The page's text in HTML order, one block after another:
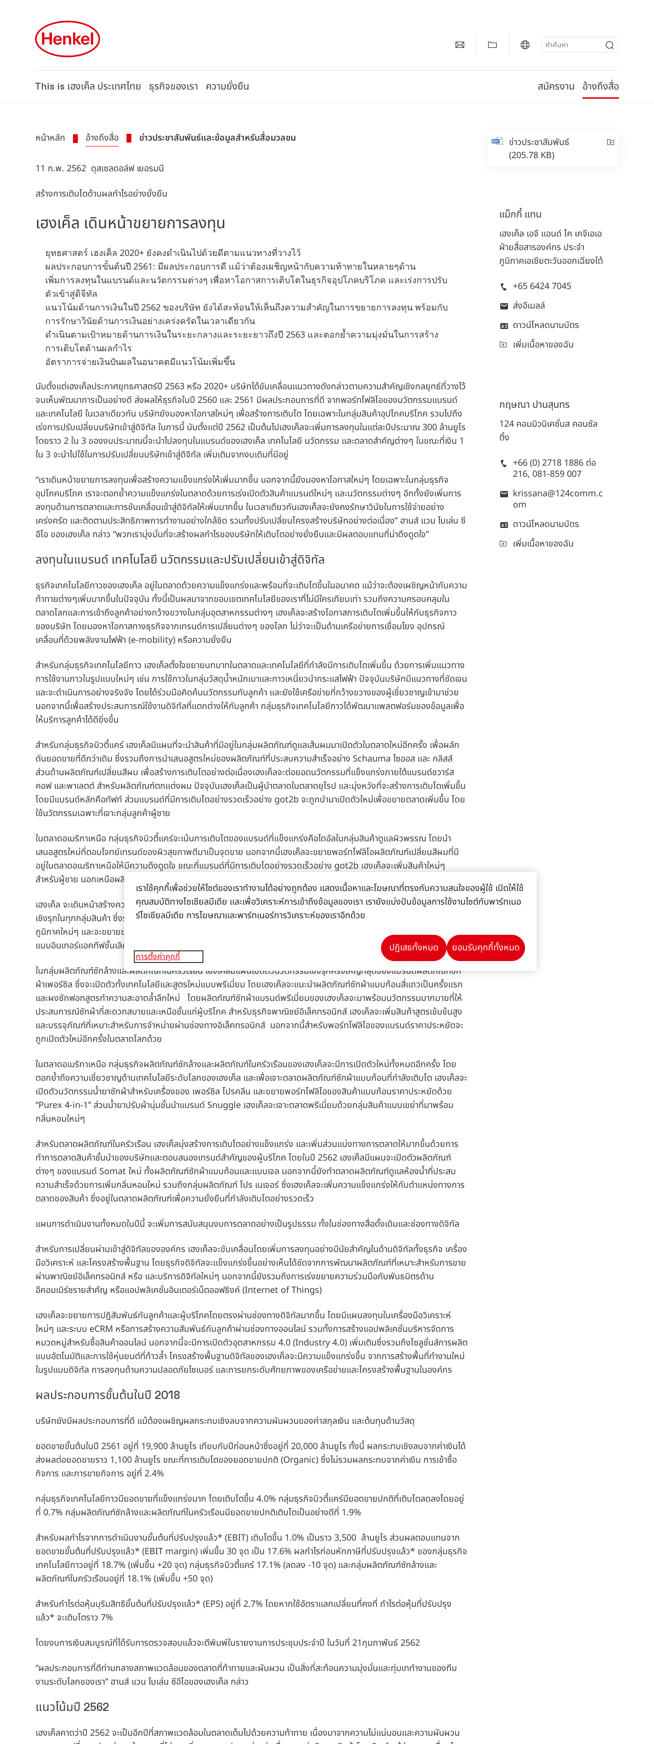
This is เฮงเค็ล ประเทศไทย
150 ปีของเฮงเค็ล
สะท้อนถึงการขับเคลื่อนความก้าวหน้าด้วยเป้า
หมายที่มั่นคง ที่เฮงเค็ล เราเปลี่ยนความ
เปลี่ยนแปลงให้กลายเป็นโอกาส ขับเคลื่อน
นวัตกรรม ความยั่งยืน และความรับผิดชอบ
เพื่อร่วมกันสร้างอนาคตที่ดียิ่งขึ้น
ธุรกิจของเรา ความยั่งยืน สมัครงาน อ้างถึงสื่อ
หน้าหลัก อ้างถึงสื่อ ข่าวประชาสัมพันธ์และข้อมูลสำหรับสื่อมวลชน
11 ก.พ. 2562 ดุสเซลดอล์ฟ เยอรมนี
สร้างการเติบโตด้านผลกำไรอย่างยั่งยืน
เฮงเค็ล เดินหน้าขยายการลงทุน
ยุทธศาสตร์ เฮงเค็ล 2020+ ยังคงดำเนินไปด้วยดีตามแนวทางที่วางไว้
ผลประกอบการขั้นต้นปี 2561: มีผลประกอบการดี แม้ว่าต้องเผชิญหน้ากับความท้าทายในหลายๆด้าน
เพิ่มการลงทุนในแบรนด์และนวัตกรรมต่างๆ เพื่อหาโอกาสการเติบโตในธุรกิจอุปโภคบริโภค และเร่งการปรับ
ตัวเข้าสู่ดิจิทัล
แนวโน้มด้านการเงินในปี 2562 ของบริษัท ยังได้สะท้อนให้เห็นถึงความสำคัญในการขยายการลงทุน พร้อมกับ
การรักษาวินัยด้านการเงินอย่างเคร่งครัดในเวลาเดียวกัน
ดำเนินตามเป้าหมายด้านการเงินในระยะกลางและระยะยาวถึงปี 2563 และตอกย้ำความมุ่งมั่นในการสร้าง
การเติบโตด้านผลกำไร
อัตราการจ่ายเงินปันผลในอนาคตมีแนวโน้มเพิ่มขึ้น
นับตั้งแต่เฮงเค็ลประกาศยุทธศาสตร์ปี 2563 หรือ 2020+ บริษัทได้ขับเคลื่อนแนวทางดังกล่าวตามความสำคัญเชิงกลยุทธ์ที่วางไว้
จนเห็นพัฒนาการเป็นอย่างดี ส่งผลให้ธุรกิจในปี 2560 และ 2561 มีผลประกอบการที่ดี จากพอร์ทโฟลิโอของนวัตกรรมแบรนด์
และเทคโนโลยี ในเวลาเดียวกัน บริษัทยังมองหาโอกาสใหม่ๆ เพื่อสร้างการเติบโต โดยเฉพาะในกลุ่มสินค้าอุปโภคบริโภค รวมไปถึง
เร่งการปรับเปลี่ยนบริษัทเข้าสู่ดิจิทัล ในการนี้ นับตั้งแต่ปี 2562 เป็นต้นไปเฮงเค็ลจะเพิ่มการลงทุนในแต่ละปีประมาณ 300 ล้านยูโร
โดยราว 2 ใน 3 ของงบประมาณนี้จะนำไปลงทุนในแบรนด์ของเฮงเค็ล เทคโนโลยี นวัตกรรม และตลาดสำคัญต่างๆ ในขณะที่เงิน 1
ใน 3 จะนำไปใช้ในการปรับเปลี่ยนบริษัทเข้าสู่ดิจิทัล เพิ่มเติมจากงบเดิมที่มีอยู่
“เราเดินหน้าขยายการลงทุนเพื่อสร้างความแข็งแกร่งให้เพิ่มมากขึ้น นอกจากนี้ยังมองหาโอกาสใหม่ๆ โดยเฉพาะในกลุ่มธุรกิจ
อุปโภคบริโภค เราจะตอกย้ำความแข็งแกร่งในตลาดด้วยการเร่งเปิดตัวสินค้าแบรนด์ใหม่ๆ และนวัตกรรมต่างๆ อีกทั้งยังเพิ่มการ
ลงทุนด้านการตลาดและการขับเคลื่อนเข้าสู่ดิจิทัลให้เพิ่มมากขึ้น ในเวลาเดียวกันเฮงเค็ลจะยังคงรักษาวินัยในการใช้จ่ายอย่าง
เคร่งครัด และติดตามประสิทธิภาพการทำงานอย่างใกล้ชิด รวมทั้งปรับเปลี่ยนโครงสร้างบริษัทอย่างต่อเนื่อง” ฮานส์ แวน ไบเล่น ซี
อีโอ ของเฮงเค็ล กล่าว “พวกเรามุ่งมั่นที่จะสร้างผลกำไรของบริษัทให้เติบโตอย่างยั่งยืนและมีผลตอบแทนที่น่าดึงดูดใจ”
ลงทุนในแบรนด์ เทคโนโลยี นวัตกรรมและปรับเปลี่ยนเข้าสู่ดิจิทัล
ธุรกิจเทคโนโลยีกาวของเฮงเค็ล อยู่ในตลาดด้วยความแข็งแกร่งและพร้อมที่จะเติบโตขึ้นในอนาคต แม้ว่าจะต้องเผชิญหน้ากับความ
ท้าทายต่างๆเพิ่มมากขึ้นในปัจจุบัน ทั้งนี้เป็นผลมาจากขอบเขตเทคโนโลยีของเราที่ไม่มีใครเทียบเท่า รวมถึงความครอบคลุมใน
ตลาดโลกและการเข้าถึงลูกค้าอย่างกว้างขวางในกลุ่มอุตสาหกรรมต่างๆ เฮงเค็ลจะสร้างโอกาสการเติบโตเพิ่มขึ้นให้กับธุรกิจกาว
ของบริษัท โดยมองหาโอกาสทางธุรกิจจากเทรนด์การเปลี่ยนต่างๆ ของโลก ไม่ว่าจะเป็นด้านเครือข่ายการเชื่อมโยง อุปกรณ์
เคลื่อนที่ด้วยพลังงานไฟฟ้า (e-mobility) หรือความยั่งยืน
สำหรับกลุ่มธุรกิจเทคโนโลยีกาว เฮงเค็ลตั้งใจขยายบทบาทในตลาดและเทคโนโลยีที่กำลังมีการเติบโตเพิ่มขึ้น ด้วยการเพิ่มแนวทาง
การใช้งานกาวในรูปแบบใหม่ๆ เช่น การใช้กาวในกลุ่มวัสดุน้ำหนักเบาและกาวเหนี่ยวนำกระแสไฟฟ้า ปัจจุบันบริษัทมีแนวทางที่ชัดเจน
และจะดำเนินการอย่างจริงจัง โดยได้ร่วมมือคิดค้นนวัตกรรมกับลูกค้า และยังใช้เครือข่ายที่กว้างขวางของผู้เชี่ยวชาญเข้ามาช่วย
นอกจากนี้เพื่อสร้างประสบการณ์ใช้งานดิจิทัลที่แตกต่างให้กับลูกค้า กลุ่มธุรกิจเทคโนโลยีกาวได้พัฒนาแพลตฟอร์มของข้อมูลเพื่อ
ให้บริการลูกค้าได้ดียิ่งขึ้น
สำหรับกลุ่มธุรกิจบิวตี้แคร์ เฮงเค็ลมีแผนที่จะนำสินค้าที่มีอยู่ในกลุ่มผลิตภัณฑ์ดูแลเส้นผมมาเปิดตัวในตลาดใหม่อีกครั้ง เพื่อผลัก
ดันยอดขายที่ดีกว่าเดิม ซึ่งรวมถึงการนำเสนอสูตรใหม่ของผลิตภัณฑ์ที่ประสบความสำเร็จอย่าง Schauma ไซออส และ กลิสส์
ส่วนด้านผลิตภัณฑ์เปลี่ยนสีผม เพื่อสร้างการเติบโตอย่างต่อเนื่องเฮงเค็ลจะต่อยอดนวัตกรรมที่แข็งแกร่งภายใต้แบรนด์ชวาร์ส
คอฟ และพาเลตต์ สำหรับผลิตภัณฑ์ตกแต่งผม ปัจจุบันเฮงเค็ลเป็นผู้นำตลาดในตลาดยุโรป และมุ่งหวังที่จะสร้างการเติบโตเพิ่มขึ้น
โดยมีแบรนด์หลักคือทัฟท์ ส่วนแบรนด์ที่มีการเติบโตอย่างรวดเร็วอย่าง got2b จะถูกนำมาเปิดตัวใหม่เพื่อขยายตลาดเพิ่มขึ้น โดย
ใช้นวัตกรรมเฉพาะที่เจาะกลุ่มลูกค้าผู้ชาย
ในตลาดอเมริกาเหนือ กลุ่มธุรกิจบิวตี้แคร์จะเน้นการเติบโตของแบรนด์ที่แข็งแกร่งคือไดอัลในกลุ่มสินค้าดูแลผิวพรรณ โดยนำ
เสนอสูตรใหม่ที่ตอบโจทย์เทรนด์ของผิวสุขภาพดีมาเป็นจุดขาย นอกจากนี้เฮงเค็ลจะขยายพอร์ทโฟลิโอผลิตภัณฑ์เปลี่ยนสีผมที่มี
อยู่ในตลาดอเมริกาเหนือให้มีความดึงดูดใจ ขณะที่แบรนด์ที่มีการเติบโตอย่างรวดเร็วอย่าง got2b เฮงเค็ลจะเพิ่มสินค้าใหม่ๆ
สำหรับผู้ชาย นอกเหนือผลิตภัณฑ์ตกแต่งผม และขยายสินค้าให้มากกว่าเดิมเพื่อจับเซกเมนต์ใหม่คือลูกค้ากลุ่มมิลเลนเนียล
เฮงเค็ล จะเดินหน้าสร้างความแข็งแกร่งให้กับกลุ่มธุรกิจช่างผมระดับมืออาชีพทั่วโลกเพื่อสร้างการเติบโต โดยคิดค้นนวัตกรรมใน
เชิงรุกในทุกกลุ่มสินค้า ซึ่งรวมถึงผลิตภัณฑ์เปลี่ยนสีผมและดูแลผมที่มีศักยภาพสูง นอกจากนี้บริษัทมีแผนที่จะขยายแบรนด์เข้าสู่
ภูมิภาคใหม่ๆ และจะขยายช่องทางจัดจำหน่ายสินค้ากลุ่มช่างผมมืออาชีพเพิ่มขึ้น เฮงเค็ลจะเปิดตัวแพลทฟอร์มอิเล็คทรอนิกส์ที่มีรูป
แบบอินเทอร์แอคทีฟชั้นเลิศสำหรับลูกค้าบีทูบี
(B2B) เพื่อสร้างยอดขายและให้บริการลูกค้าได้อย่างเหนือชั้น
ในกลุ่มผลิตภัณฑ์ซักล้างและผลิตภัณฑ์ในครัวเรือน เฮงเค็ลมีแผนเปิดตัวนวัตกรรมเชิงรุกครั้งใหญ่ที่สุดของแบรนด์ผลิตภัณฑ์ซัก
ผ้าเพอร์ซิล ซึ่งจะเปิดตัวทั้งเทคโนโลยีและสูตรใหม่แบบพรีเมี่ยม โดยเฮงเค็ลจะแนะนำผลิตภัณฑ์ซักผ้าแบบก้อนสี่แถวเป็นครั้งแรก
และผงซักฟอกสูตรทำความสะอาดล้ำลึกใหม่ โดยผลิตภัณฑ์ซักผ้าแบรนด์พรีเมี่ยมของเฮงเค็ลจะมาพร้อมนวัตกรรมมากมายที่ให้
ประสบการณ์ซักผ้าที่สะดวกสบายและเหนือชั้นแก่ผู้บริโภค สำหรับธุรกิจพาณิชย์อิเล็คทรอนิกส์ เฮงเค็ลจะเพิ่มสินค้าสูตรเข้มข้นสูง
และบรรจุภัณฑ์ที่เหมาะสำหรับการจำหน่ายผ่านช่องทางอิเล็คทรอนิกส์ นอกจากนี้สำหรับพอร์ทโฟลิโอของแบรนด์ราคาประหยัดจะ
ถูกเปิดตัวใหม่อีกครั้งในตลาดโลกด้วย
ในตลาดอเมริกาเหนือ กลุ่มธุรกิจผลิตภัณฑ์ซักล้างและผลิตภัณฑ์ในครัวเรือนของเฮงเค็ลจะมีการเปิดตัวใหม่ทั้งหมดอีกครั้ง โดย
ตอกย้ำถึงความเชี่ยวชาญด้านเทคโนโลยีระดับโลกของเฮงเค็ล และเพื่อเจาะตลาดผลิตภัณฑ์ซักผ้าแบบก้อนที่กำลังเติบโต เฮงเค็ลจะ
เปิดตัวนวัตกรรมน้ำยาซักผ้าสำหรับเครื่องของ เพอร์ซิล โปรคลีน และขยายพอร์ทโฟลิโอของสินค้าแบบก้อนราคาประหยัดด้วย
“Purex 4-in-1” ส่วนน้ำยาปรับผ้านุ่มชั้นนำแบรนด์ Snuggle เฮงเค็ลจะเจาะตลาดพรีเมี่ยมด้วยกลุ่มสินค้าแบบเขย่าที่มาพร้อม
กลิ่นหอมใหม่ๆ
สำหรับตลาดผลิตภัณฑ์ในครัวเรือน เฮงเค็ลมุ่งสร้างการเติบโตอย่างแข็งแกร่ง และเพิ่มส่วนแบ่งทางการตลาดให้มากขึ้นด้วยการ
ทำการตลาดสินค้าชั้นนำของบริษัทและตอบสนองเทรนด์สำคัญของผู้บริโภค โดยในปี 2562 เฮงเค็ลมีแผนจะเปิดตัวผลิตภัณฑ์
ต่างๆ ของแบรนด์ Somat ใหม่ ทั้งผลิตภัณฑ์ซักผ้าแบบก้อนและแบบเจล นอกจากนี้ยังทำตลาดผลิตภัณฑ์ดูแลห้องน้ำที่ประสบ
ความสำเร็จด้วยการเพิ่มกลิ่นหอมใหม่ รวมถึงกลุ่มผลิตภัณฑ์ โปร เนเจอร์ ซึ่งเฮงเค็ลจะเพิ่มความแข็งแกร่งให้กับตำแหน่งทางการ
ตลาดของสินค้า ซึ่งอยู่ในตลาดผลิตภัณฑ์เพื่อความยั่งยืนที่กำลังเติบโตอย่างรวดเร็ว
แผนการดำเนินงานทั้งหมดในปีนี้ จะเพิ่มการสนับสนุนงบการตลาดอย่างเป็นรูปธรรม ทั้งในช่องทางสื่อดั้งเดิมและช่องทางดิจิทัล
สำหรับการเปลี่ยนผ่านเข้าสู่ดิจิทัลขององค์กร เฮงเค็ลจะขับเคลื่อนโดยเพิ่มการลงทุนอย่างมีนัยสำคัญในด้านดิจิทัลทั้งธุรกิจ เครื่อง
มือวิเคราะห์ และโครงสร้างพื้นฐาน โดยธุรกิจดิจิทัลจะแข็งแกร่งขึ้นอย่างเห็นได้ชัดจากการพัฒนาผลิตภัณฑ์ที่เหมาะสำหรับการขาย
ผ่านพาณิชย์อิเล็คทรอนิกส์ หรือ และบริการดิจิทัลใหม่ๆ นอกจากนี้ยังรวมถึงการเร่งขยายความร่วมมือกับพันธมิตรด้าน
อีคอมเมิร์ซรายสำคัญ หรือแอปพลิเคชั่นอินเตอร์เน็ตออฟธิงค์(Internet of Things)
เฮงเค็ลจะขยายการปฎิสัมพันธ์กับลูกค้าและผู้บริโภคโดยตรงผ่านช่องทางดิจิทัลมากขึ้น โดยมีแผนลงทุนในเครื่องมือวิเคราะห์
ใหม่ๆ และระบบ eCRM หรือการสร้างความสัมพันธ์กับลูกค้าผ่านช่องทางออนไลน์ รวมทั้งการสร้างแอปพลิเคชั่นบริหารจัดการ
หมวดหมู่สำหรับซื้อสินค้าออนไลน์ นอกจากนี้จะมีการเปิดตัวอุตสาหกรรม 4.0(Industry 4.0) เพิ่มเติมซึ่งรวมถึงโซลูชั่นส์การผลิต
แบบอัตโนมัติและการใช้หุ่นยนต์ที่ก้าวล้ำ โครงสร้างพื้นฐานดิจิทัลของเฮงเค็ลจะมีความแข็งแกร่งขึ้น จากการสร้างพื้นที่ทำงานใหม่
ในรูปแบบดิจิทัล การลงทุนด้านความปลอดภัยไซเบอร์ และการยกระดับศักยภาพของเครือข่ายและโครงสร้างพื้นฐานในองค์กร
ผลประกอบการขั้นต้นในปี 2018
บริษัทยังมีผลประกอบการที่ดี แม้ต้องเผชิญผลกระทบเชิงลบจากความผันผวนของค่าสกุลเงิน และต้นทุนด้านวัสดุ
ยอดขายขั้นต้นในปี 2561 อยู่ที่ 19,900 ล้านยูโร เทียบกับปีก่อนหน้าซึ่งอยู่ที่ 20,000 ล้านยูโร ทั้งนี้ ผลกระทบเชิงลบจากค่าเงินได้
ส่งผลต่อยอดขายราว 1,100 ล้านยูโร ขณะที่การเติบโตของยอดขายปกติ (Organic) ซึ่งไม่รวมผลกระทบจากค่าเงิน การเข้าซื้อ
กิจการ และการขายกิจการ อยู่ที่ 2.4%
กลุ่มธุรกิจเทคโนโลยีกาวมียอดขายที่แข็งแกร่งมาก โดยเติบโตขึ้น 4.0% กลุ่มธุรกิจบิวตี้แคร์มียอดขายปกติที่เติบโตลดลงโดยอยู่
ที่ 0.7% กลุ่มผลิตภัณฑ์ซักล้างและผลิตภัณฑ์ในครัวเรือนมียอดขายปกติเติบโตเป็นอย่างดีที่ 1.9%
สำหรับผลกำไรจากการดำเนินงานขั้นต้นที่ปรับปรุงแล้ว* (EBIT) เติบโตขึ้น 1.0% เป็นราว 3,500 ล้านยูโร ส่วนผลตอบแทนจาก
ยอดขายขั้นต้นที่ปรับปรุงแล้ว* (EBIT margin) เพิ่มขึ้น 30 จุด เป็น 17.6% ผลกำไรก่อนหักภาษีที่ปรับปรุงแล้ว* ของกลุ่มธุรกิจ
เทคโนโลยีกาวอยู่ที่ 18.7% (เพิ่มขึ้น +20 จุด) กลุ่มธุรกิจบิวตี้แคร์ 17.1% (ลดลง -10 จุด) และกลุ่มผลิตภัณฑ์ซักล้างและ
ผลิตภัณฑ์ในครัวเรือนอยู่ที่ 18.1% (เพิ่มขึ้น +50 จุด)
สำหรับกำไรต่อหุ้นบุริมสิทธิขั้นต้นที่ปรับปรุงแล้ว* (EPS) อยู่ที่ 2.7% โดยหากใช้อัตราแลกเปลี่ยนที่คงที่ กำไรต่อหุ้นที่ปรับปรุง
แล้ว* จะเติบโตราว 7%
โดยงบการเงินสมบูรณ์ที่ได้รับการตรวจสอบแล้วจะตีพิมพ์ในรายงานการประชุมประจำปี ในวันที่ 21กุมภาพันธ์ 2562
“ผลประกอบการที่ดีท่ามกลางสภาพแวดล้อมของตลาดที่ท้าทายและผันผวน เป็นสิ่งที่สะท้อนความมุ่งมั่นและทุ่มเททำงานของทีม
งานระดับโลกของเรา” ฮานส์ แวน ไบเล่น ซีอีโอของเฮงเค็ล กล่าว
แนวโน้มปี 2562
เฮงเค็ลคาดว่าปี 2562 จะเป็นอีกปีที่สภาพแวดล้อมในตลาดเต็มไปด้วยความท้าทาย เนื่องมาจากความไม่แน่นอนและความผันผวน
ข่าวประชาสัมพันธ์
(205.78 KB)
แม็กกี้ แทน
เฮงเค็ล เอจี แอนด์ โค เคจีเอเอ
ฝ่ายสื่อสารองค์กร ประจำ
ภูมิภาคเอเชียตะวันออกเฉียงใต้
+65 6424 7045
ส่งอีเมลล์
ดาวน์โหลดนามบัตร
เพิ่มเนื้อหาของฉัน
กฤษณา ปานสุนทร
124 คอมมิวนิเคชั่นส คอนซัล
ติ้ง
+66 (0) 2718 1886 ต่อ
216, 081-859 007
krissana@124comm.c
om
ดาวน์โหลดนามบัตร
เพิ่มเนื้อหาของฉัน
เราใช้คุกกี้เพื่อช่วยให้ไซต์ของเราทำงานได้อย่างถูกต้อง แสดงเนื้อหาและโฆษณาที่ตรงกับความสนใจของผู้ใช้ เปิดให้ใช้
คุณสมบัติทางโซเชียลมีเดีย และเพื่อวิเคราะห์การเข้าถึงข้อมูลของเรา เรายังแบ่งปันข้อมูลการใช้งานไซต์กับพาร์ทเนอ
ร์โซเชียลมีเดีย การโฆษณาและพาร์ทเนอร์การวิเคราะห์ของเราอีกด้วย
การตั้งค่าคุกกี้
ปฏิเสธทั้งหมด ยอมรับคุกกี้ทั้งหมด